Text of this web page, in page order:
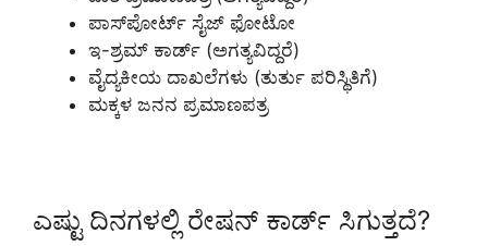
ಪಾಸ್‌ಪೋರ್ಟ್ ಸೈಜ್ ಫೋಟೋ
ಇ-ಶ್ರಮ್ ಕಾರ್ಡ್ (ಅಗತ್ಯವಿದ್ದರೆ)
ವೈದ್ಯಕೀಯ ದಾಖಲೆಗಳು (ತುರ್ತು ಪರಿಸ್ಥಿತಿಗೆ)
ಮಕ್ಕಳ ಜನನ ಪ್ರಮಾಣಪತ್ರ
ಎಷ್ಟು ದಿನಗಳಲ್ಲಿ ರೇಷನ್ ಕಾರ್ಡ್ ಸಿಗುತ್ತದೆ?